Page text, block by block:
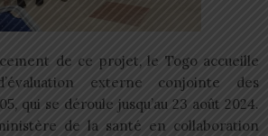
de ce projet, le Togo accueille
externe conjointe des
qui se déroule jusqu’au 23 août 2024.
de la santé en collaboration